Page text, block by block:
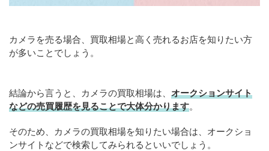
カメラを売る場合、買取相場と高く売れるお店を知りたい方
が多いことでしょう。
結論から言うと、カメラの買取相場は、 オークションサイト
などの売買履歴を見ることで大体分かります。
そのため、カメラの買取相場を知りたい場合は、オークショ
ンサイトなどで検索してみられるといいでしょう。